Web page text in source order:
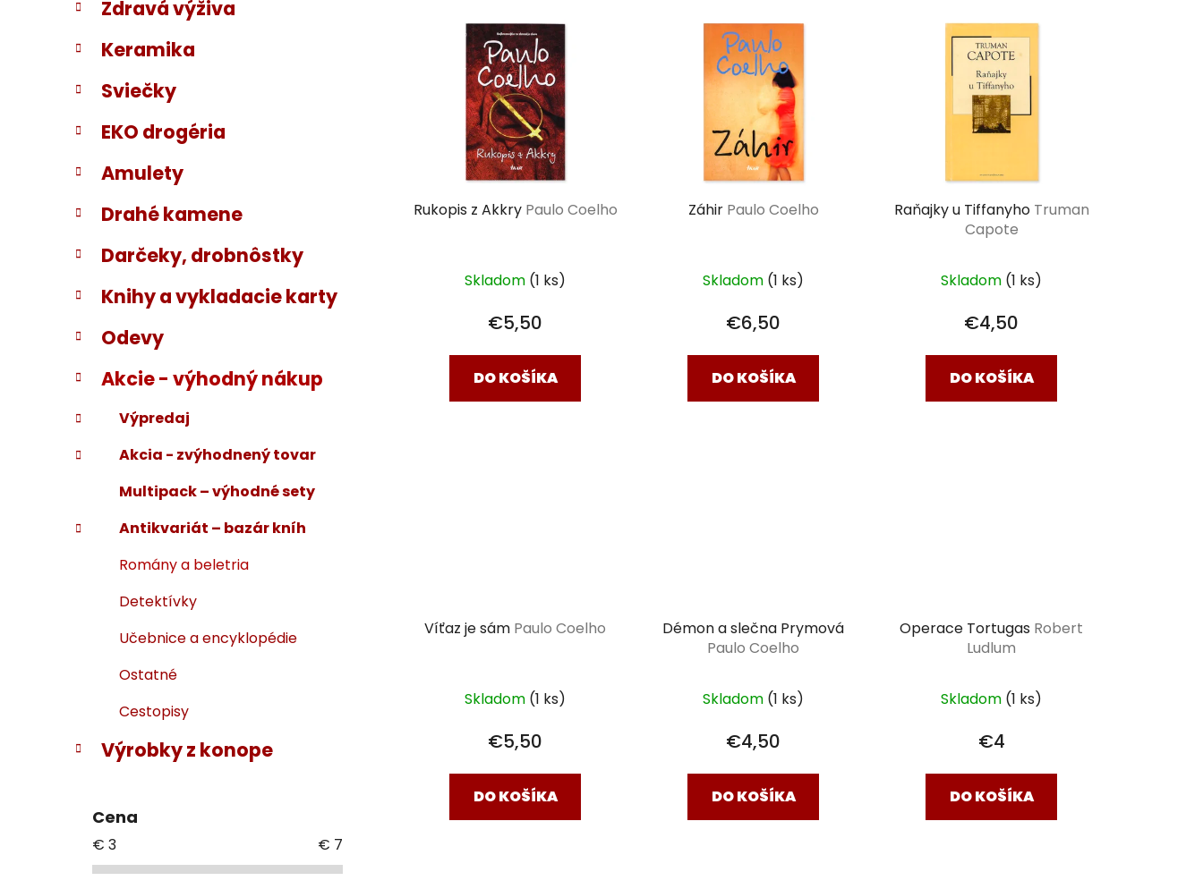
a
n
e
l
i
Zdravá výživa
Keramika
Sviečky
EKO drogéria
Amulety
Drahé kamene
Darčeky, drobnôstky
Knihy a vykladacie karty
Odevy
Akcie - výhodný nákup
Výpredaj
Akcia - zvýhodnený tovar
Multipack – výhodné sety
Antikvariát – bazár kníh
Romány a beletria
Detektívky
Učebnice a encyklopédie
Ostatné
Cestopisy
Výrobky z konope
Cena
€ 3 € 7
Rukopis z Akkry Paulo Coelho
Skladom (1 ks)
€5,50
DO KOŠÍKA
Záhir Paulo Coelho
Skladom (1 ks)
€6,50
DO KOŠÍKA
Raňajky u Tiffanyho Truman
Capote
Skladom (1 ks)
€4,50
DO KOŠÍKA
Víťaz je sám Paulo Coelho
Skladom (1 ks)
€5,50
DO KOŠÍKA
Démon a slečna Prymová
Paulo Coelho
Skladom (1 ks)
€4,50
DO KOŠÍKA
Operace Tortugas Robert
Ludlum
Skladom (1 ks)
€4
DO KOŠÍKA